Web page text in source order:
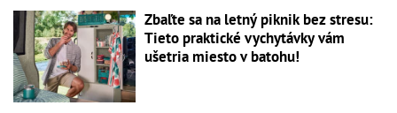
Zbaľte sa na letný piknik bez stresu:
Tieto praktické vychytávky vám
ušetria miesto v batohu!